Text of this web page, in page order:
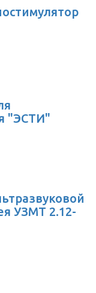
"ЭСТИ"
УЗМТ 2.12-